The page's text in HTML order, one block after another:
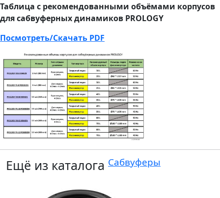
Таблица с рекомендованными объёмами корпусов
для сабвуферных динамиков PROLOGY
Посмотреть/Скачать PDF
Ещё из каталога Сабвуферы